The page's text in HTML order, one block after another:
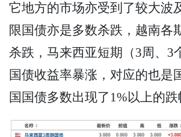
它地方的市场亦受到了较大波
限国债亦是多数杀跌，越南各
杀跌，马来西亚短期（3周、3
国债收益率暴涨，对应的也是
国国债多数出现了1%以上的跌